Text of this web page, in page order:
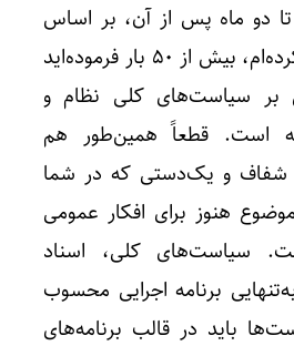
تا دو ماه پس از آن، بر اساس
آنچه من جمع‌آوری کرده‌ام، بیش از ۵۰ بار فرموده‌اید
بر سیاست‌های کلی نظام و
است. قطعاً همین‌طور هم
شفاف و یک‌دستی که در شما
هنوز برای افکار عمومی
سیاست‌های کلی، اسناد
برنامه اجرایی محسوب
باید در قالب برنامه‌های